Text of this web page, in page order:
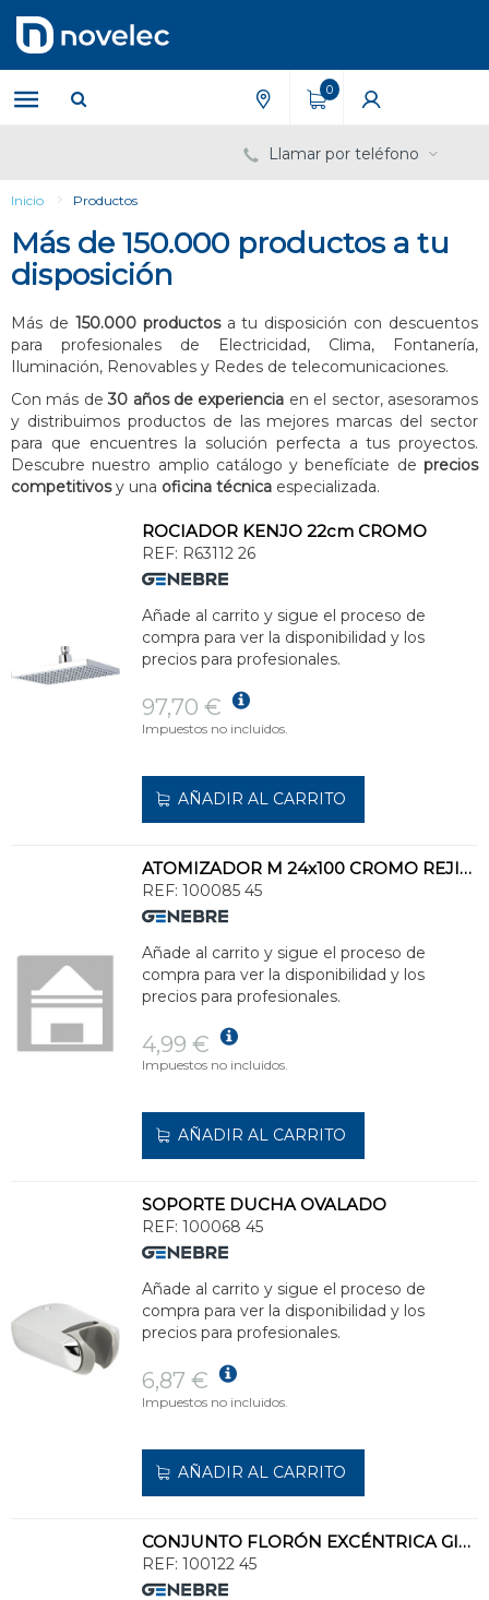
contenido
menú
de
navegación
0
Llamar por teléfono
Inicio Productos
Más de 150.000 productos a tu
disposición
Más de 150.000 productosa tu disposición con descuentos
para profesionales de Electricidad, Clima, Fontanería,
Iluminación, Renovables y Redes de telecomunicaciones.
Con más de30 años de experiencia en el sector, asesoramos
y distribuimos productos de las mejores marcas del sector
para que encuentres la solución perfecta a tus proyectos.
Descubre nuestro amplio catálogo y benefíciate de precios
competitivosy una oficina técnica especializada.
ROCIADOR KENJO 22cm CROMO
REF: R63112 26
Añade al carrito y sigue el proceso de
compra para ver la disponibilidad y los
precios para profesionales.
97,70 €
Impuestos no incluidos.
AÑADIR AL CARRITO
ATOMIZADOR M 24x100 CROMO REJILLA ANTICAL
REF: 100085 45
Añade al carrito y sigue el proceso de
compra para ver la disponibilidad y los
precios para profesionales.
4,99 €
Impuestos no incluidos.
AÑADIR AL CARRITO
SOPORTE DUCHA OVALADO
REF: 100068 45
Añade al carrito y sigue el proceso de
compra para ver la disponibilidad y los
precios para profesionales.
6,87 €
Impuestos no incluidos.
AÑADIR AL CARRITO
CONJUNTO FLORÓN EXCÉNTRICA GIGANTE CROMO
REF: 100122 45